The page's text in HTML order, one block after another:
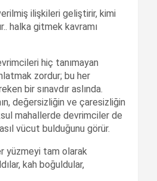
ilişkileri geliştirir, kimi
halka gitmek kavramı
hiç tanımayan
zordur; bu her
bir sınavdır aslında.
değersizliğin ve çaresizliğin
mahallerde devrimciler de
vücut bulduğunu görür.
yüzmeyi tam olarak
kah boğuldular,